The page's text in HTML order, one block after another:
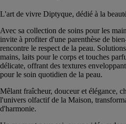
L'art de vivre Diptyque, dédié à la
Avec sa collection de soins pour les
invite à profiter d'une parenthèse de
rencontre le respect de la peau.
mains, laits pour le corps et touches
délicate, offrant des textures
pour le soin quotidien de la peau.
Mêlant fraîcheur, douceur et élégance,
l'univers olfactif de la Maison,
d'harmonie.